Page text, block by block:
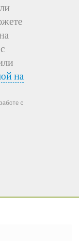
на
с